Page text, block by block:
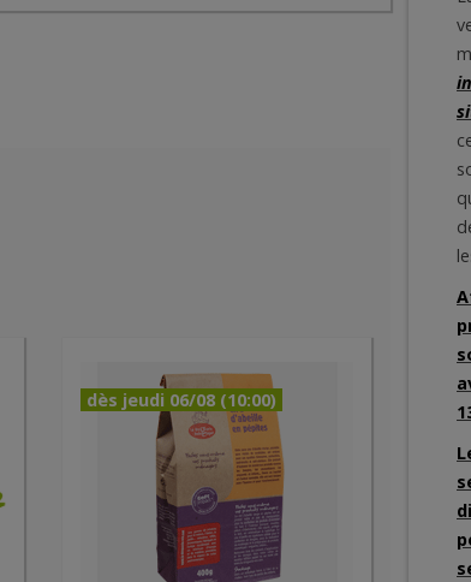
dès jeudi 06/08 (10:00)